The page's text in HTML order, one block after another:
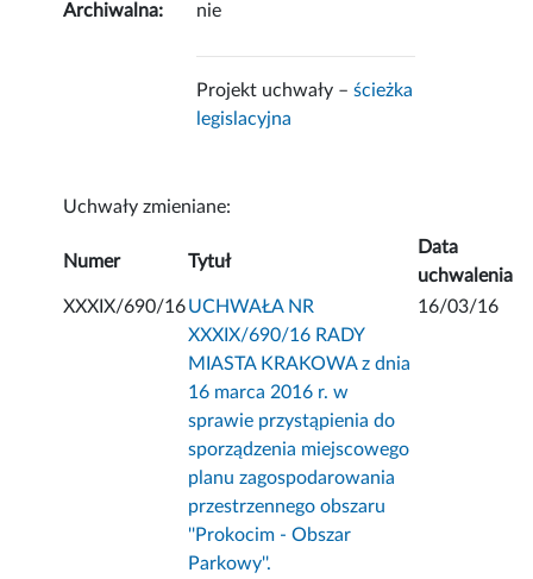
Archiwalna: nie
Projekt uchwały –ścieżka
legislacyjna
Uchwały zmieniane:
Numer Tytuł
Data
uchwalenia
XXXIX/690/16UCHWAŁA NR
XXXIX/690/16 RADY
MIASTA KRAKOWA z dnia
16 marca 2016 r. w
sprawie przystąpienia do
sporządzenia miejscowego
planu zagospodarowania
przestrzennego obszaru
''Prokocim - Obszar
Parkowy''.
16/03/16